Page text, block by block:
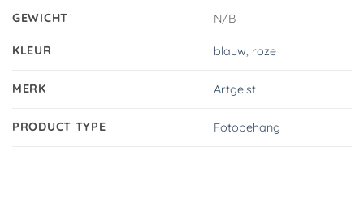
GEWICHT N/B
KLEUR blauw, roze
MERK Artgeist
PRODUCT TYPE Fotobehang